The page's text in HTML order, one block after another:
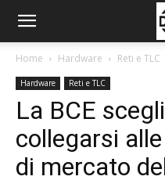
Home Hardware Reti e TLC
Hardware Reti e TLC
La BCE
collegarsi
di mercato